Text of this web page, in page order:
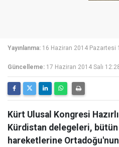
Yayınlanma: 16 Haziran 2014 Pazartesi
Güncelleme: 17 Haziran 2014 Salı
Kürt Ulusal Kongresi
Kürdistan delegeleri,
hareketlerine